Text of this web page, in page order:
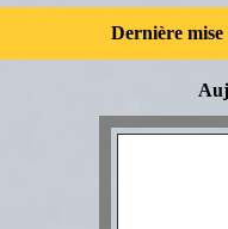
Dernière